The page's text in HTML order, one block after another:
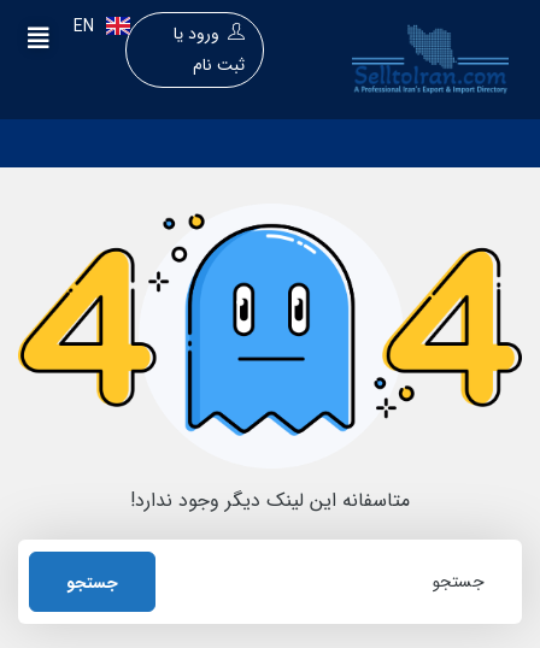
ورود یا
ثبت نام
EN
متاسفانه این لینک دیگر وجود ندارد!
جستجو